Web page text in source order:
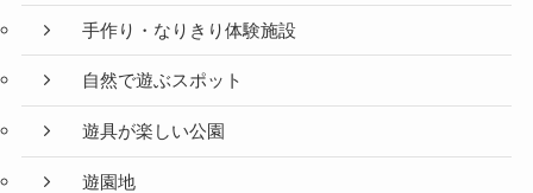
手作り・なりきり体験施設
自然で遊ぶスポット
遊具が楽しい公園
遊園地